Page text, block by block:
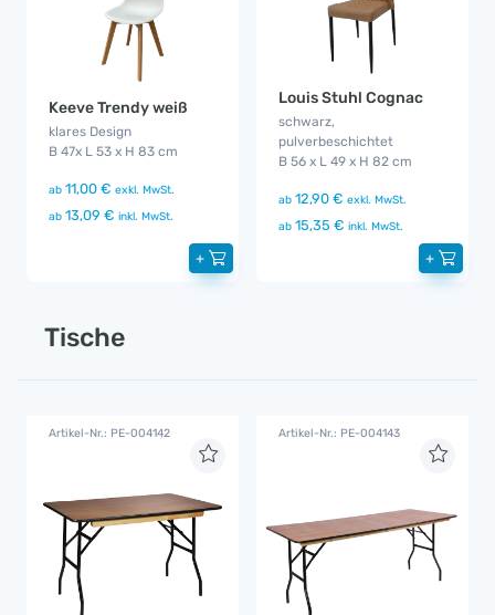
Keeve Trendy weiß
klares Design
B 47x L 53 x H 83 cm
ab 11,00 € exkl. MwSt.
ab 13,09 € inkl. MwSt.
+
Louis Stuhl Cognac
schwarz,
pulverbeschichtet
B 56 x L 49 x H 82 cm
ab 12,90 € exkl. MwSt.
ab 15,35 € inkl. MwSt.
+
Tische
Artikel-Nr.: PE-004142 Artikel-Nr.: PE-004143